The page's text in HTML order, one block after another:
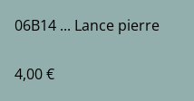
06B14 ... Lance pierre
4,00 €